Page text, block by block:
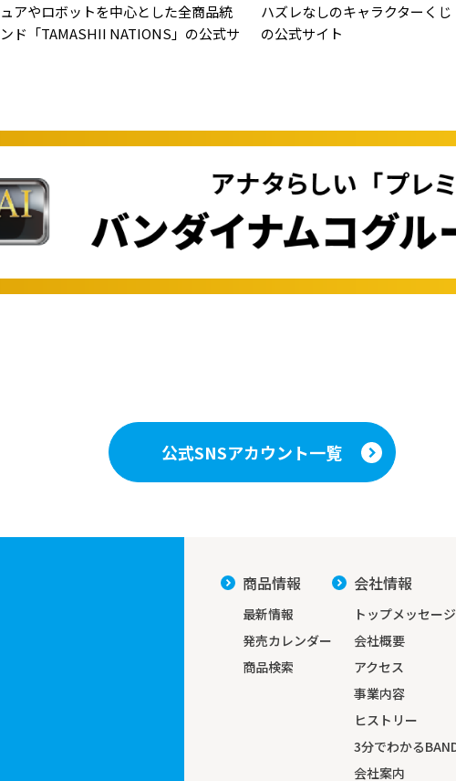
アやロボットを中心とした全商品統
ド「TAMASHII NATIONS」の公式サ
ハズレなしのキャラクターく
の公式サイト
公式SNSアカウント一覧
商品情報
最新情報
発売カレンダー
商品検索
会社情報
トップメッセージ
会社概要
アクセス
事業内容
ヒストリー
3分でわかる
会社案内